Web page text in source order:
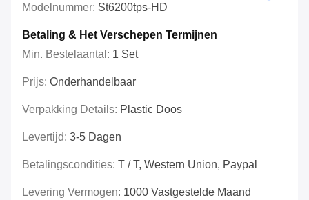
Modelnummer: St6200tps-HD
Betaling & Het Verschepen Termijnen
Min. Bestelaantal: 1 Set
Prijs: Onderhandelbaar
Verpakking Details: Plastic Doos
Levertijd: 3-5 Dagen
Betalingscondities: T / T, Western Union, Paypal
Levering Vermogen: 1000 Vastgestelde Maand